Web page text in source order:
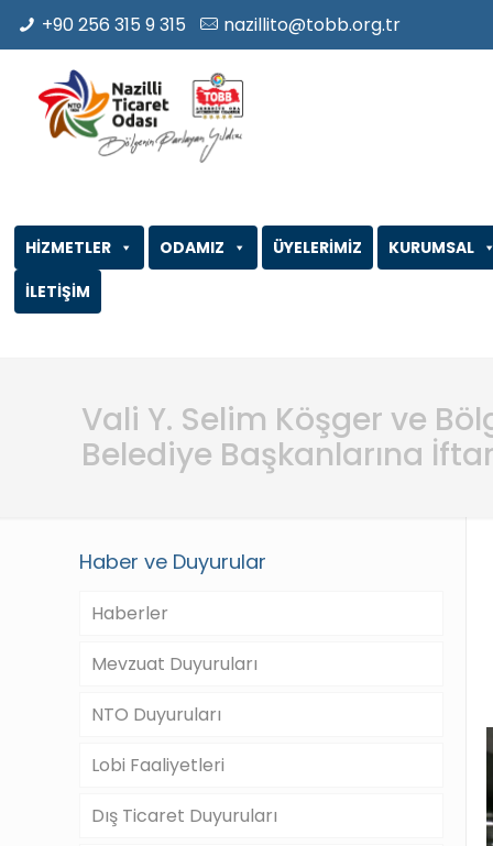
+90 256 315 9 315 nazillito@tobb.org.tr
ODAMIZ
HİZMETLER ÜYELERİMİZ
KURUMSAL
İLETİŞİM
Vali Y. Selim Köşger ve
Belediye Başkanlarına
Haber ve Duyurular
Haberler
Mevzuat Duyuruları
NTO Duyuruları
Lobi Faaliyetleri
Dış Ticaret Duyuruları